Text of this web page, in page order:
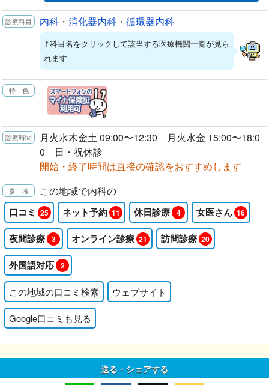
内科 ・ 消化器内科 ・ 循環器内科
↑科目名をクリックして該当する医療機関一覧が見ら
れます
月火水木金土 09:00〜12:30 月火水金 15:00〜18:0
0 日・祝休診
開始・終了時間は直接の確認をおすすめします
この地域で内科の
口コミ 25 ネット予約 11 休日診療 4 女医さん 16
夜間診療 3 オンライン診療 21 訪問診療 20
外国語対応 2
この地域の口コミ検索 ウェブサイト
Google口コミも見る
送る・シェアする